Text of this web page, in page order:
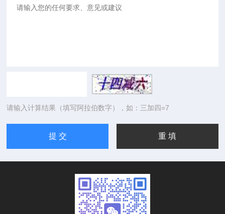
请输入计算结果（填写阿拉伯数字），如：三加四=7